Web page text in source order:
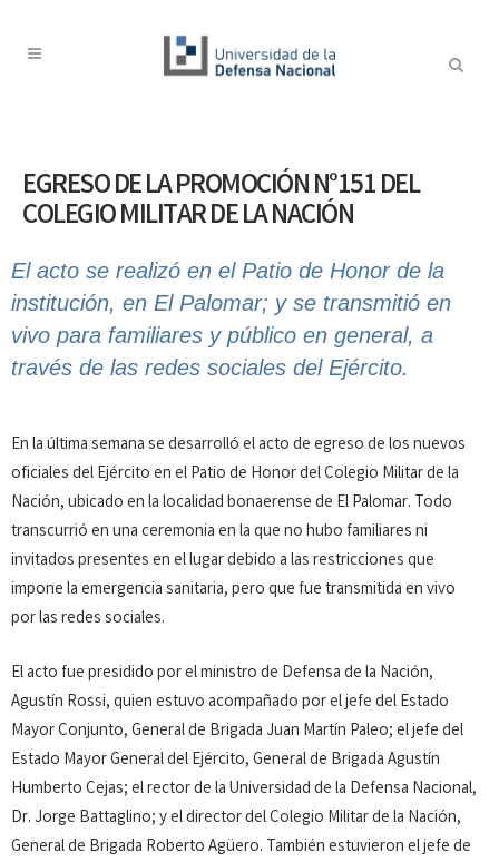
EGRESO DE LA PROMOCIÓN N°151 DEL
COLEGIO MILITAR DE LA NACIÓN
El acto se realizó en el Patio de Honor de la
institución, en El Palomar; y se transmitió en
vivo para familiares y público en general, a
través de las redes sociales del Ejército.
En la última semana se desarrolló el acto de egreso de los nuevos
oficiales del Ejército en el Patio de Honor del Colegio Militar de la
Nación, ubicado en la localidad bonaerense de El Palomar. Todo
transcurrió en una ceremonia en la que no hubo familiares ni
invitados presentes en el lugar debido a las restricciones que
impone la emergencia sanitaria, pero que fue transmitida en vivo
por las redes sociales.
El acto fue presidido por el ministro de Defensa de la Nación,
Agustín Rossi, quien estuvo acompañado por el jefe del Estado
Mayor Conjunto, General de Brigada Juan Martín Paleo; el jefe del
Estado Mayor General del Ejército, General de Brigada Agustín
Humberto Cejas; el rector de la Universidad de la Defensa Nacional,
Dr. Jorge Battaglino; y el director del Colegio Militar de la Nación,
General de Brigada Roberto Agüero. También estuvieron el jefe de